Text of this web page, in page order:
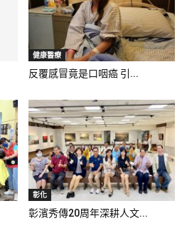
健康醫療
反覆感冒竟是口咽癌 引...
彰化
彰濱秀傳20周年深耕人文...